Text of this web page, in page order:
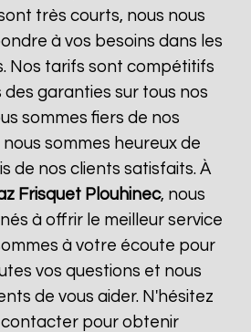
très courts, nous nous
à vos besoins dans les
Nos tarifs sont compétitifs
garanties sur tous nos
sommes fiers de nos
sommes heureux de
de nos clients satisfaits. À
Frisquet Plouhinec, nous
à offrir le meilleur service
à votre écoute pour
vos questions et nous
de vous aider. N'hésitez
contacter pour obtenir